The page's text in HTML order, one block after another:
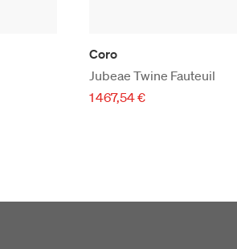
Coro
Jubeae Twine Fauteuil
1 467,54 €